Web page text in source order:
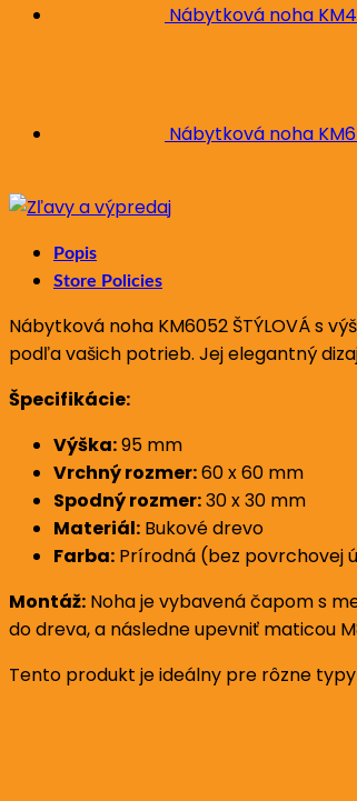
Nábytková noha
Nábytková noha
Popis
Store Policies
Nábytková noha KM6052 ŠTÝLOVÁ s
podľa vašich potrieb. Jej elegantný
Špecifikácie:
Výška:95 mm
Vrchný rozmer:60 x 60 mm
Spodný rozmer:30 x 30 mm
Materiál: Bukové drevo
Farba: Prírodná (bez povrchovej
Montáž: Noha je vybavená čapom s
do dreva, a následne upevniť maticou
Tento produkt je ideálny pre rôzne